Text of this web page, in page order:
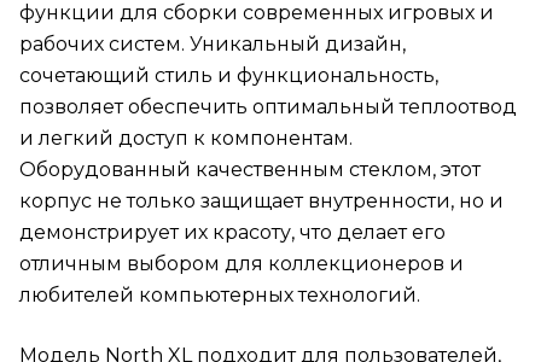
функции для сборки современных игровых и
рабочих систем. Уникальный дизайн,
сочетающий стиль и функциональность,
позволяет обеспечить оптимальный теплоотвод
и легкий доступ к компонентам.
Оборудованный качественным стеклом, этот
корпус не только защищает внутренности, но и
демонстрирует их красоту, что делает его
отличным выбором для коллекционеров и
любителей компьютерных технологий.
Модель North XL подходит для пользователей,